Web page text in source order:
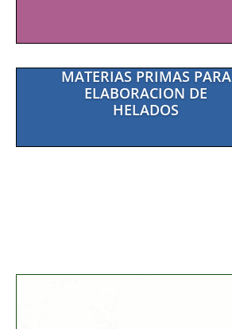
MATERIAS PRIMAS PARA
ELABORACION DE
HELADOS